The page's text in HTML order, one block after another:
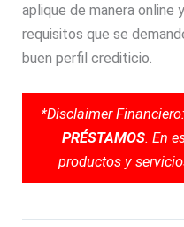
aplique de manera online
requisitos que se
buen perfil crediticio.
*Disclaimer
PRÉSTAMOS. En
productos y